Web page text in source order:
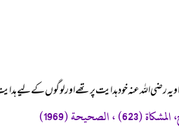
الله عنہ خود ہدایت پر تھے اور لوگوں کے لیے
، الصحيحة (1969)